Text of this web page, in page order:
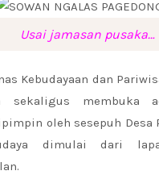
Usai jamasan pusaka…
Kebudayaan dan
sekaligus membuka
oleh sesepuh Desa
dimulai dari